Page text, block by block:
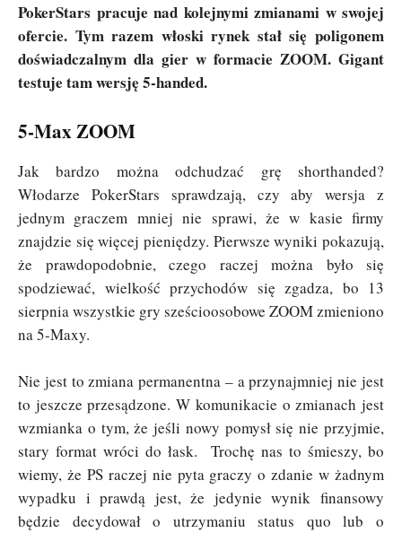
PokerStars pracuje nad kolejnymi zmianami w swojej
ofercie. Tym razem włoski rynek stał się poligonem
doświadczalnym dla gier w formacie ZOOM. Gigant
testuje tam wersję 5-handed.
5-Max ZOOM
Jak bardzo można odchudzać grę shorthanded?
Włodarze PokerStars sprawdzają, czy aby wersja z
jednym graczem mniej nie sprawi, że w kasie firmy
znajdzie się więcej pieniędzy. Pierwsze wyniki pokazują,
że prawdopodobnie, czego raczej można było się
spodziewać, wielkość przychodów się zgadza, bo 13
sierpnia wszystkie gry sześcioosobowe ZOOM zmieniono
na 5-Maxy.
Nie jest to zmiana permanentna – a przynajmniej nie jest
to jeszcze przesądzone. W komunikacie o zmianach jest
wzmianka o tym, że jeśli nowy pomysł się nie przyjmie,
stary format wróci do łask. Trochę nas to śmieszy, bo
wiemy, że PS raczej nie pyta graczy o zdanie w żadnym
wypadku i prawdą jest, że jedynie wynik finansowy
będzie decydował o utrzymaniu status quo lub o